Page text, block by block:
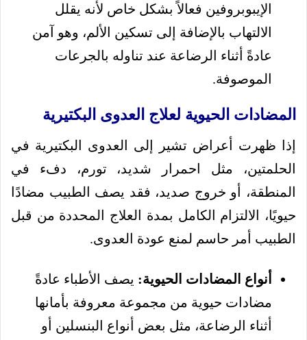
الإيبوبروفين فعالاً بشكل خاص لأنه يقلل
الالتهاب بالإضافة إلى تسكين الألم، وهو آمن
عادةً أثناء الرضاعة عند تناوله بالجرعات
الموصوفة.
المضادات الحيوية لعلاج العدوى البكتيرية
إذا ظهرت أعراض تشير إلى العدوى البكتيرية في
الحلمتين، مثل احمرار شديد، تورم، دفء في
المنطقة، أو خروج صديد، فقد يصف الطبيب مضادًا
حيويًا، الالتزام الكامل بمدة العلاج المحددة من قبل
الطبيب أمر حاسم لمنع عودة العدوى.
أنواع المضادات الحيوية: يصف الأطباء عادةً
مضادات حيوية من مجموعة معروفة بأمانها
أثناء الرضاعة، مثل بعض أنواع البنسلين أو